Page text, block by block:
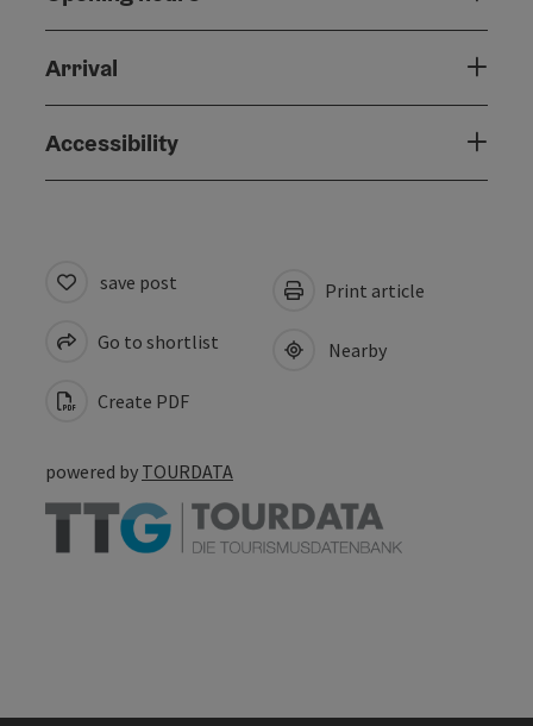
Arrival
Accessibility
save post
Go to shortlist
Create PDF
Print article
Nearby
powered by TOURDATA